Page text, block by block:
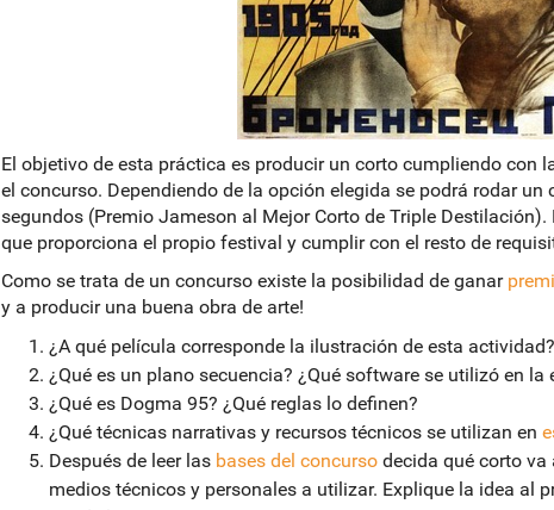
El objetivo de esta práctica es producir un corto cumpliendo con
el concurso. Dependiendo de la opción elegida se podrá rodar
segundos (Premio Jameson al Mejor Corto de Triple
que proporciona el propio festival y cumplir con el resto de
Como se trata de un concurso existe la posibilidad de ganar
y a producir una buena obra de arte!
¿A qué película corresponde la ilustración de esta
¿Qué es un plano secuencia? ¿Qué software se utilizó en la
¿Qué es Dogma 95? ¿Qué reglas lo definen?
¿Qué técnicas narrativas y recursos técnicos se utilizan en
Después de leer las bases del concursodecida qué corto va
medios técnicos y personales a utilizar. Explique la idea al